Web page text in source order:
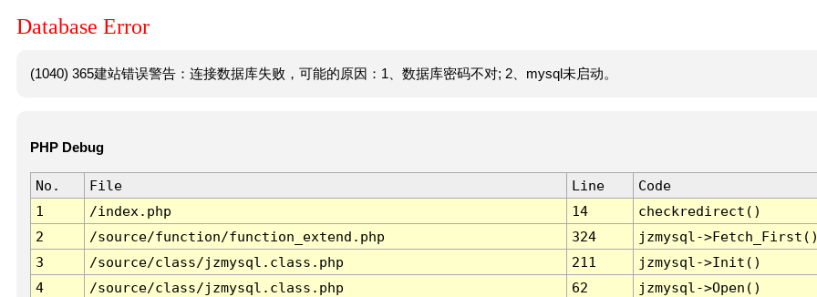
Database Error
(1040) 365建站错误警告：连接数据库失败，可能的原因：1、数据库密码不对; 2、mysql未启动。
PHP Debug
No. File Line
Code
1
/index.php 14
checkredirect()
2
/source/function/function_extend.php 324
jzmysql-
3
/source/class/jzmysql.class.php 211
jzmysql->Init()
4
/source/class/jzmysql.class.php 62
jzmysql->Open()